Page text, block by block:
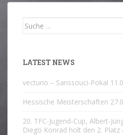
Suche
LATEST NEWS
vecturio – Sanssouci-Pokal
Hessische Meisterschaften
20. TFC-Jugend-Cup, Albert-
Diego Konrad holt den 2.